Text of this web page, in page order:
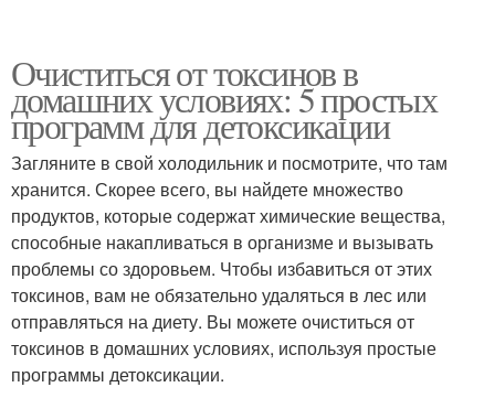
Очиститься от токсинов в
домашних условиях: 5 простых
программ для детоксикации
Загляните в свой холодильник и посмотрите, что там
хранится. Скорее всего, вы найдете множество
продуктов, которые содержат химические вещества,
способные накапливаться в организме и вызывать
проблемы со здоровьем. Чтобы избавиться от этих
токсинов, вам не обязательно удаляться в лес или
отправляться на диету. Вы можете очиститься от
токсинов в домашних условиях, используя простые
программы детоксикации.